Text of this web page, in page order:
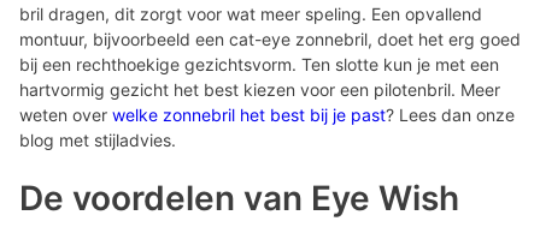
bril dragen, dit zorgt voor wat meer speling. Een opvallend
montuur, bijvoorbeeld een cat-eye zonnebril, doet het erg goed
bij een rechthoekige gezichtsvorm. Ten slotte kun je met een
hartvormig gezicht het best kiezen voor een pilotenbril. Meer
weten over welke zonnebril het best bij je past? Lees dan onze
blog met stijladvies.
De voordelen van Eye Wish